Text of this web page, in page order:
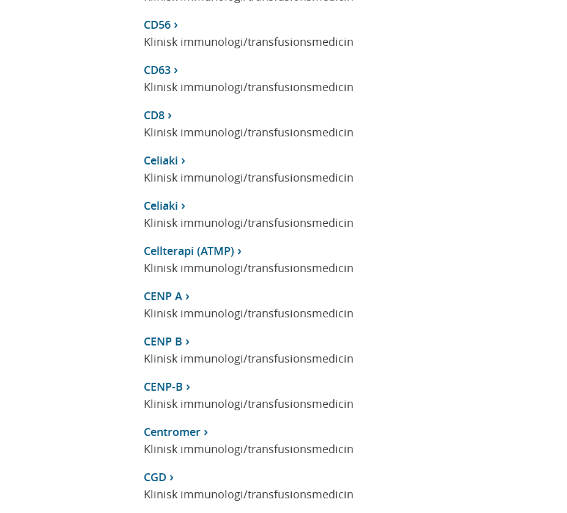
CD56
Klinisk immunologi/transfusionsmedicin
CD63
Klinisk immunologi/transfusionsmedicin
CD8
Klinisk immunologi/transfusionsmedicin
Celiaki
Klinisk immunologi/transfusionsmedicin
Celiaki
Klinisk immunologi/transfusionsmedicin
Cellterapi (ATMP)
Klinisk immunologi/transfusionsmedicin
CENP A
Klinisk immunologi/transfusionsmedicin
CENP B
Klinisk immunologi/transfusionsmedicin
CENP-B
Klinisk immunologi/transfusionsmedicin
Centromer
Klinisk immunologi/transfusionsmedicin
CGD
Klinisk immunologi/transfusionsmedicin